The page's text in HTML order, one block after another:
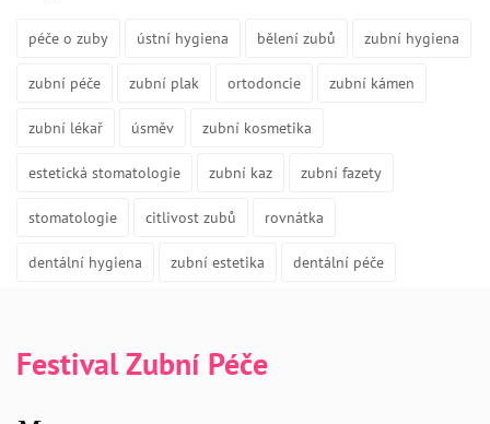
péče o zuby ústní hygiena bělení zubů zubní hygiena
zubní péče zubní plak ortodoncie zubní kámen
zubní lékař úsměv zubní kosmetika
estetická stomatologie zubní kaz zubní fazety
stomatologie citlivost zubů rovnátka
dentální hygiena zubní estetika dentální péče
Festival Zubní Péče